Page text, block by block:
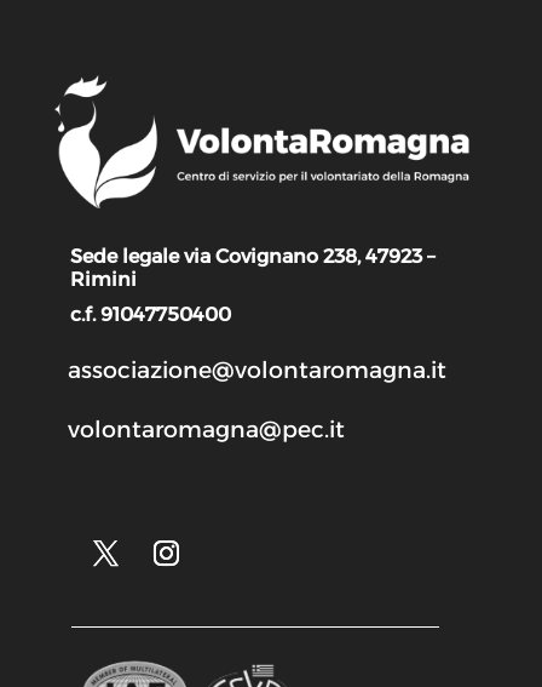
Sede legale via Covignano 238, 47923 –
Rimini
c.f. 91047750400
associazione@volontaromagna.it
volontaromagna@pec.it